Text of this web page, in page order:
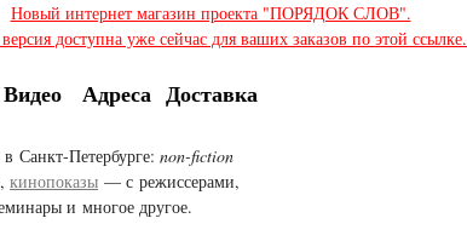
Новый интернет магазин проекта "ПОРЯДОК СЛОВ".
доступна уже сейчас для ваших заказов по этой ссылке.
Видео Адреса Доставка
Петербурге: non-fiction
кинопоказы — с режиссерами,
и многое другое.